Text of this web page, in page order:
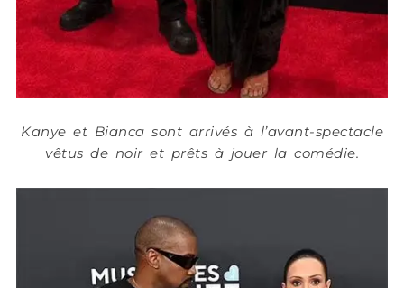
Kanye et Bianca sont arrivés à l’avant-spectacle
vêtus de noir et prêts à jouer la comédie.